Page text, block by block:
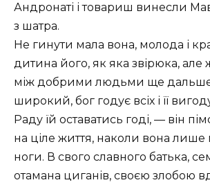
Андронаті і товариш винесли
з шатра.
Не гинути мала вона, молода і
дитина його, як яка звірюка,
між добрими людьми ще дальше.
широкий, бог годує всіх і її
Раду їй оставатись годі, — він
на ціле життя, наколи вона лише
ноги. В свого славного батька,
отамана циганів, своєю злобою